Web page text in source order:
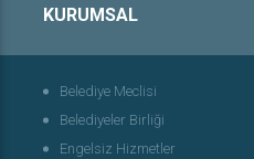
KURUMSAL
Belediye Meclisi
Belediyeler Birliği
Engelsiz Hizmetler